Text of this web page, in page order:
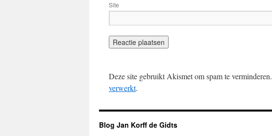
Site
Deze site gebruikt Akismet om spam te verminderen.
verwerkt.
Blog Jan Korff de Gidts